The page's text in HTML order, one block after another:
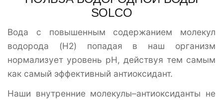
SOLCO
Вода с повышенным содержанием молекул
водорода (H2) попадая в наш организм
нормализует уровень pH, действуя тем самым
как самый эффективный антиоксидант.
Наши внутренние молекулы–антиоксиданты не